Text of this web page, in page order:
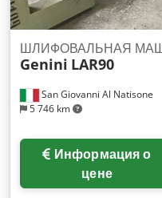
San Giovanni Al Natisone
5 746 km
ШЛИФОВАЛЬНАЯ
Genini LAR90
цене